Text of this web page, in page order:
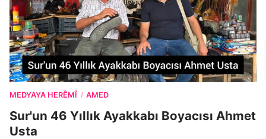
MEDYAYA HERÊMÎ / AMED
Sur'un 46 Yıllık Ayakkabı Boyacısı Ahmet
Usta